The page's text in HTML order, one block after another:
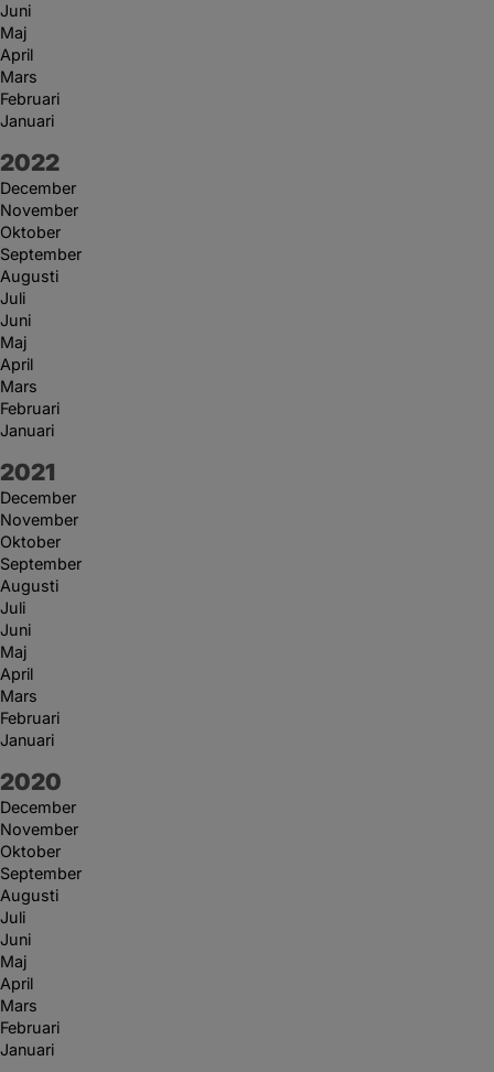
Juni
Maj
April
Mars
Februari
Januari
År:
2022
December
November
Oktober
September
Augusti
Juli
Juni
Maj
April
Mars
Februari
Januari
År:
2021
December
November
Oktober
September
Augusti
Juli
Juni
Maj
April
Mars
Februari
Januari
År:
2020
December
November
Oktober
September
Augusti
Juli
Juni
Maj
April
Mars
Februari
Januari